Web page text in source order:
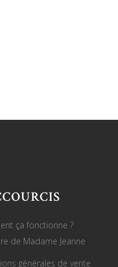
ça fonctionne ?
de Madame Jeanne
générales de vente